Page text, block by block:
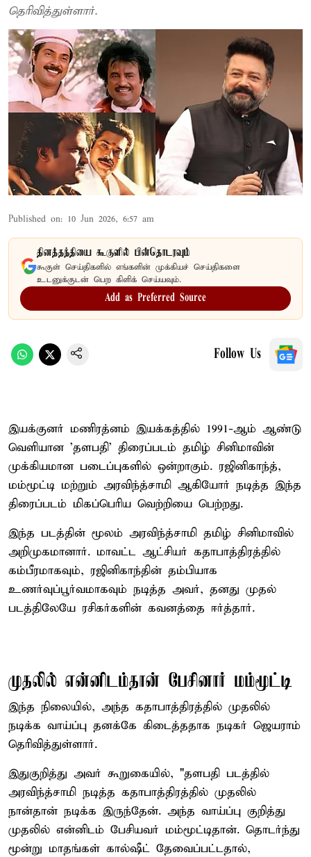
தெரிவித்துள்ளார்.
Published on: 10 Jun 2026, 6:57 am
தினத்தந்தியை கூகுளில் பின்தொடரவும்
கூகுள் செய்திகளில் எங்களின் முக்கியச் செய்திகளை
உடனுக்குடன் பெற கிளிக் செய்யவும்.
Add as Preferred Source
Follow Us
இயக்குனர் மணிரத்னம் இயக்கத்தில் 1991-ஆம் ஆண்டு
வெளியான 'தளபதி' திரைப்படம் தமிழ் சினிமாவின்
முக்கியமான படைப்புகளில் ஒன்றாகும். ரஜினிகாந்த்,
மம்மூட்டி மற்றும் அரவிந்த்சாமி ஆகியோர் நடித்த இந்த
திரைப்படம் மிகப்பெரிய வெற்றியை பெற்றது.
இந்த படத்தின் மூலம் அரவிந்த்சாமி தமிழ் சினிமாவில்
அறிமுகமானார். மாவட்ட ஆட்சியர் கதாபாத்திரத்தில்
கம்பீரமாகவும், ரஜினிகாந்தின் தம்பியாக
உணர்வுப்பூர்வமாகவும் நடித்த அவர், தனது முதல்
படத்திலேயே ரசிகர்களின் கவனத்தை ஈர்த்தார்.
முதலில் என்னிடம்தான் பேசினார் மம்மூட்டி
இந்த நிலையில், அந்த கதாபாத்திரத்தில் முதலில்
நடிக்க வாய்ப்பு தனக்கே கிடைத்ததாக நடிகர் ஜெயராம்
தெரிவித்துள்ளார்.
இதுகுறித்து அவர் கூறுகையில், "தளபதி படத்தில்
அரவிந்த்சாமி நடித்த கதாபாத்திரத்தில் முதலில்
நான்தான் நடிக்க இருந்தேன். அந்த வாய்ப்பு குறித்து
முதலில் என்னிடம் பேசியவர் மம்மூட்டிதான். தொடர்ந்து
மூன்று மாதங்கள் கால்ஷீட் தேவைப்பட்டதால்,